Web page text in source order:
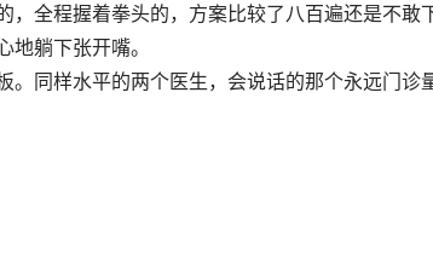
全程握着拳头的，方案比较了八百遍还是不敢
躺下张开嘴。
同样水平的两个医生，会说话的那个永远门诊